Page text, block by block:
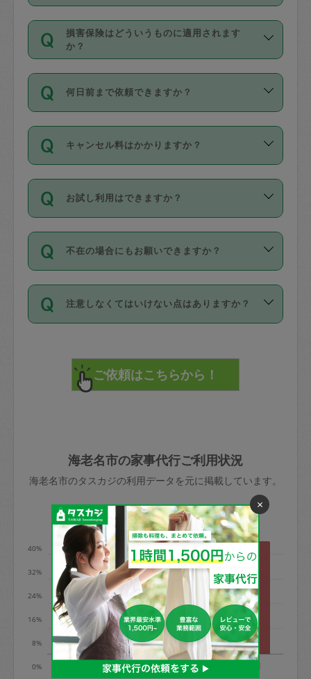
能です。依頼送信後、個別にタスカジさ
んにメッセージを送り調整してくださ
い。ただし、２時間を越えての調整はで
時間も被らない場合、損害保険の対象外
基本的に、高所での作業や危険作業、屋
外での作業は対象外です。
育園や学校の給食やレストランで料理関
係の専門職に従事されていた方、日本で
すでにハウスキーパーや英語の先生とし
てお仕事をしているフィリピン出身の
社員など様々なバックグラウンドの方が
登録しています。
日本語も話せる方など様々です。
ールに記載していますので、各自の得意
を依頼してください。
応募の際に、各自事務局との面接と説明
を行っています。その後、身分証明書の
写真提出をしていただいています。外国
確認しています。タスカジさんトレーニ
ング動画を使ったセルフトレーニングの
現場トライアルを受け、合格したタスカ
ジさんが活動されています。
※テストセンターの講評は１件目のレビュ
参考
【詳細】タスカジさんの登録に際
損害保険はどういうものに適用されます
か？
依頼者とタスカジさんとの間でタスカジ
を通して成立した作業時間内での作業に
適用されます。作業範囲は、掃除、洗
です。作業中に物を壊したり、人にけが
をさせたりした場合が対象で、補償金額
す。
写真を撮り、
詳細FAQ：
損害賠償保険について教えて
何日前まで依頼できますか？
ご依頼は、現在を起点に3日後（72時間
以降）の日時から受付可能となっていま
す。
タスカジさんへ「募集」をかけることが
可能です。
キャンセル料はかかりますか？
キャンセル料には、以下の2種類がありま
す。
1. 直前キャンセル（定期、スポット契約
共通）
72時間を超える※と、以下のキャンセル
料が発生します。
直前キャンセル料：
72時間前〜24時間前＝依頼料金の50%
依頼者不在による当日キャンセル＝依頼
金額の100%＋交通費全額
※例：依頼日時／土曜日午前9時開始の場
合、水曜日午前9時以降はキャンセル料が
水曜日9時〜金曜日9時まで＝依頼料金の
50%
金曜日9時～土曜日8時まで＝依頼金額の
100%
土曜日8時〜実施時間＝依頼金額の100%
＋交通費全額
依頼者不在による当日キャンセル＝依頼
お試し利用はできますか？
「お試し利用」というメニューはありま
せんが、「一回のみ」依頼を活用するこ
とによって、気に入ったタスカジさんを
まず、条件の合う気になるタスカジさ
みてください。
その後、一番気に入ったタスカジさんに
不在の場合にもお願いできますか？
不在の場合の作業はタスカジさんの同意
が必要です。数回の依頼ののち、タスカ
ジさんと依頼者の間で十分な信頼関係が
てください。
不在時に部屋に入るためにタスカジさん
きた場合は損害保険の対象外となるので
ご注意ください。
注意しなくてはいけない点はありますか？
で、必ず鍵のかかるロッカーや金庫に入
れて依頼者の責任の元管理するよう心掛
けてください。
玉、など
あわせてこちらも参照ください：初めて
利用します。注意しなくてはいけない点
はありますか？
海老名市の家事代行ご利用状況
海老名市のタスカジの利用データを元に掲載しています。
利用の多い曜日は？
0%
8%
16%
24%
32%
40%
水 木 金 日
×